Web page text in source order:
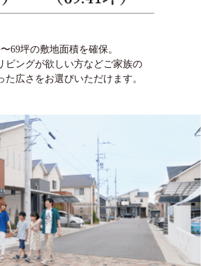
69坪の敷地面積を確保。
ビングが欲しい方などご家族の
た広さをお選びいただけます。